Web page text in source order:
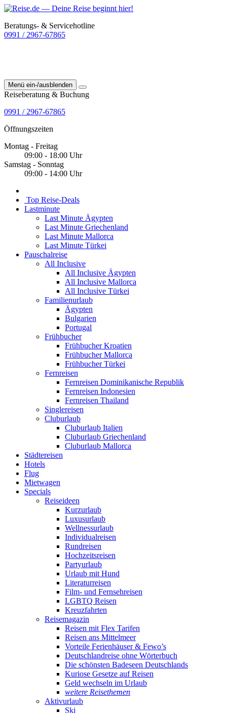
Beratungs- & Servicehotline
0991 / 2967-67865
Menü ein-/ausblenden
Reiseberatung & Buchung
0991 / 2967-67865
Öffnungszeiten
Montag - Freitag
09:00 - 18:00 Uhr
Samstag - Sonntag
09:00 - 14:00 Uhr
Top Reise-Deals
Lastminute
Last Minute Ägypten
Last Minute Griechenland
Last Minute Mallorca
Last Minute Türkei
Pauschalreise
All Inclusive
All Inclusive Ägypten
All Inclusive Mallorca
All Inclusive Türkei
Familienurlaub
Ägypten
Bulgarien
Portugal
Frühbucher
Frühbucher Kroatien
Frühbucher Mallorca
Frühbucher Türkei
Fernreisen
Fernreisen Dominikanische Republik
Fernreisen Indonesien
Fernreisen Thailand
Singlereisen
Cluburlaub
Cluburlaub Italien
Cluburlaub Griechenland
Cluburlaub Mallorca
Städtereisen
Hotels
Flug
Mietwagen
Specials
Reiseideen
Kurzurlaub
Luxusurlaub
Wellnessurlaub
Individualreisen
Rundreisen
Hochzeitsreisen
Partyurlaub
Urlaub mit Hund
Literaturreisen
Film- und Fernsehreisen
LGBTQ Reisen
Kreuzfahrten
Reisemagazin
Reisen mit Flex Tarifen
Reisen ans Mittelmeer
Vorteile Ferienhäuser & Fewo’s
Deutschlandreise ohne Wörterbuch
Die schönsten Badeseen Deutschlands
Kuriose Gesetze auf Reisen
Geld wechseln im Urlaub
weitere Reisethemen
Aktivurlaub
Ski